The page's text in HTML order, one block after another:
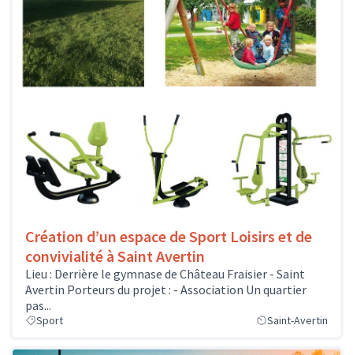
Création d’un espace de Sport Loisirs et de
convivialité à Saint Avertin
Lieu : Derrière le gymnase de Château Fraisier - Saint
Avertin Porteurs du projet : - Association Un quartier
pas...
Sport Saint-Avertin